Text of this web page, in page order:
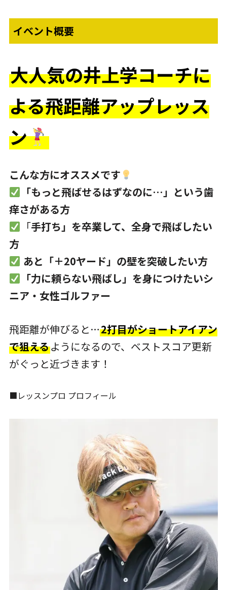
イベント概要
大人気の井上学コーチに
よる飛距離アップレッス
ン
こんな方にオススメです
「もっと飛ばせるはずなのに…」という歯
痒さがある方
「手打ち」を卒業して、全身で飛ばしたい
方
あと「＋20ヤード」の壁を突破したい方
「力に頼らない飛ばし」を身につけたいシ
ニア・女性ゴルファー
飛距離が伸びると…2打目がショートアイアン
で狙えるようになるので、ベストスコア更新
がぐっと近づきます！
■レッスンプロ プロフィール